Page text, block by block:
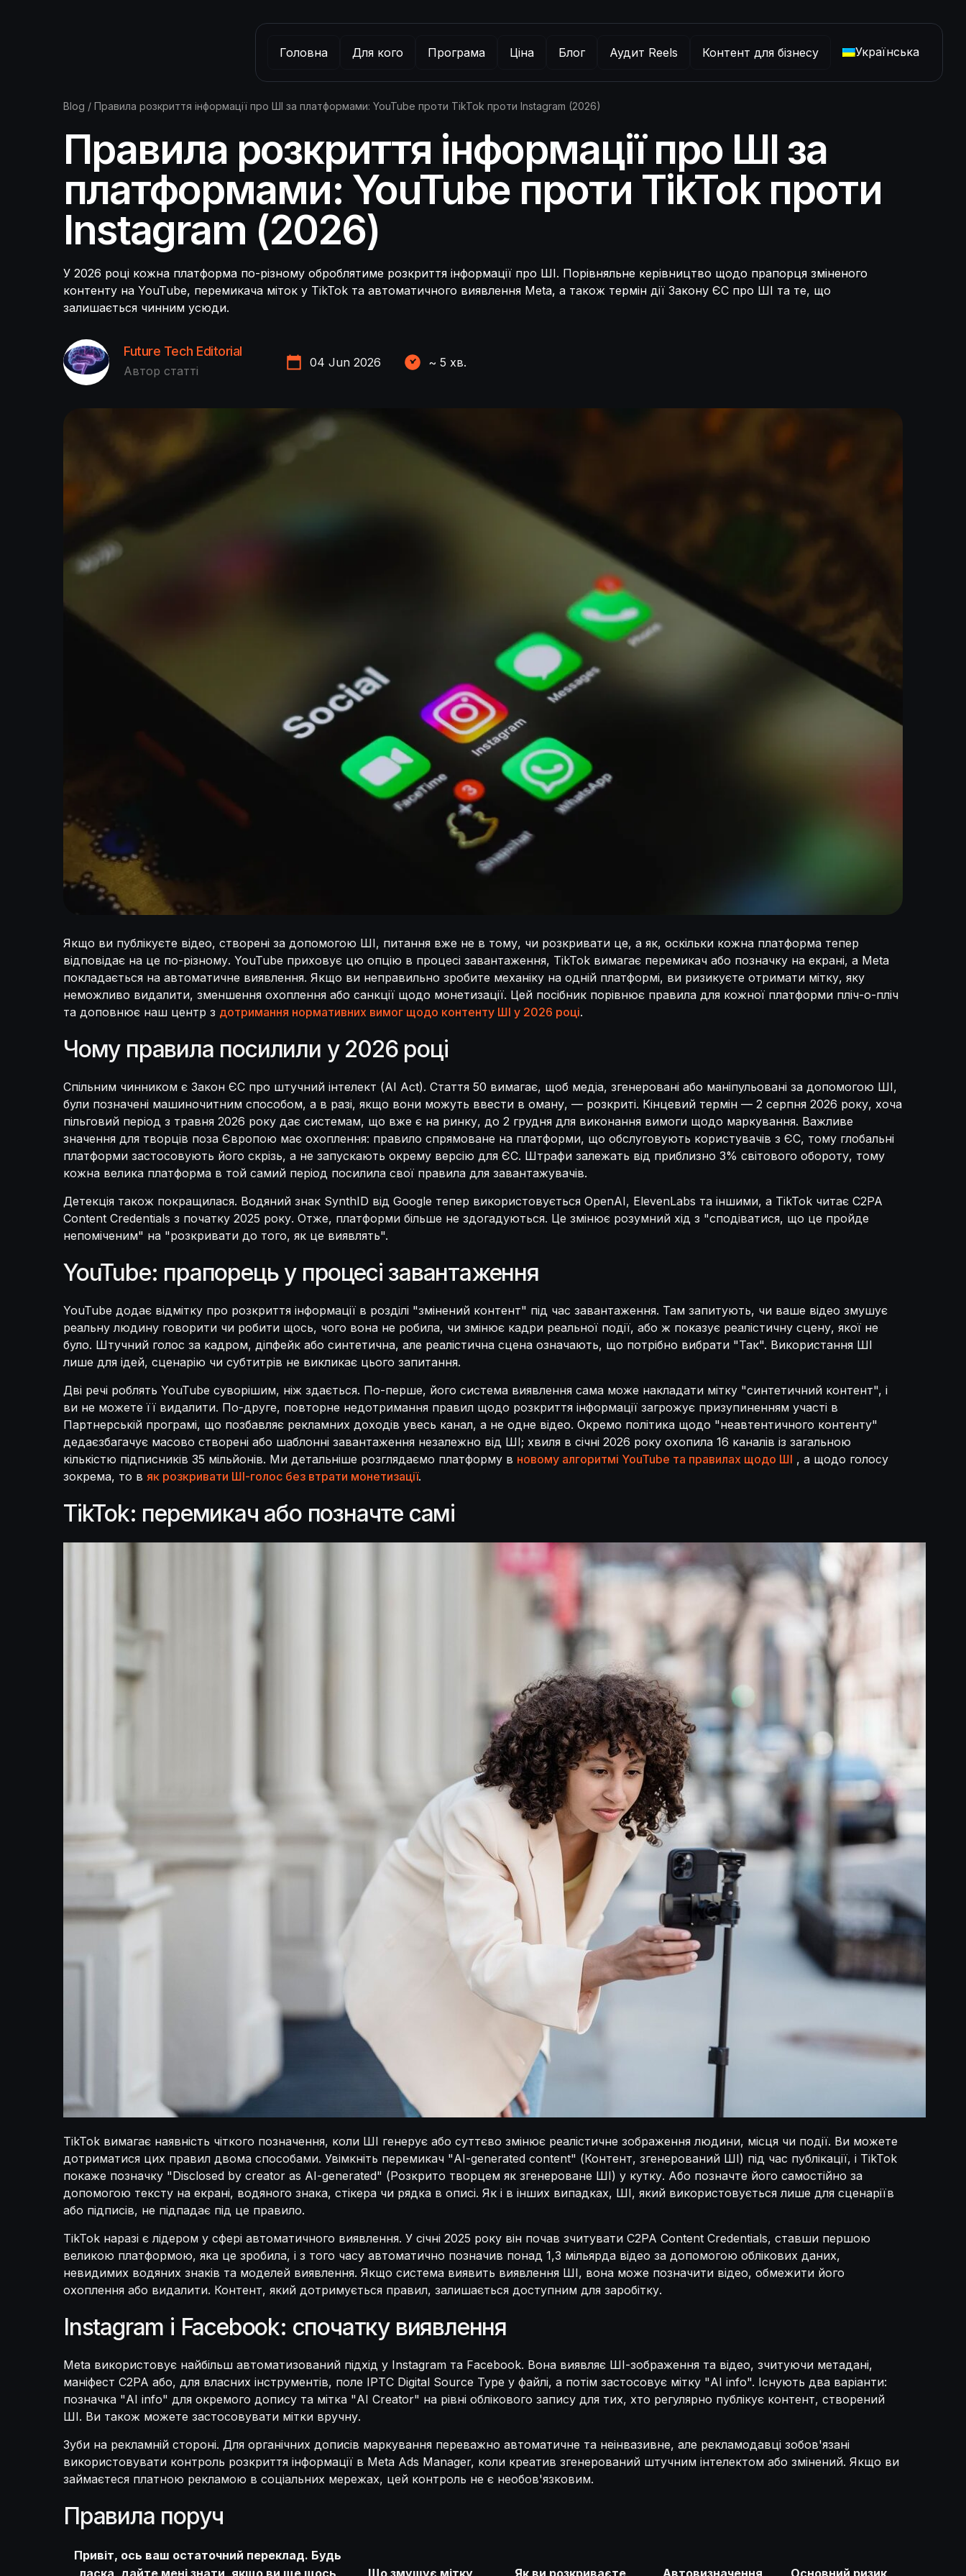
Головна Для кого Програма Ціна Блог Аудит Reels Контент для бізнесу Українська
Blog / Правила розкриття інформації про ШІ за платформами: YouTube проти TikTok проти Instagram (2026)
Правила розкриття інформації про ШІ за
платформами: YouTube проти TikTok проти
Instagram (2026)
У 2026 році кожна платформа по-різному оброблятиме розкриття інформації про ШІ. Порівняльне керівництво щодо прапорця зміненого
контенту на YouTube, перемикача міток у TikTok та автоматичного виявлення Meta, а також термін дії Закону ЄС про ШІ та те, що
залишається чинним усюди.
Future Tech Editorial
Автор статті
04 Jun 2026 ~ 5 хв.
Якщо ви публікуєте відео, створені за допомогою ШІ, питання вже не в тому, чи розкривати це, а як, оскільки кожна платформа тепер
відповідає на це по-різному. YouTube приховує цю опцію в процесі завантаження, TikTok вимагає перемикач або позначку на екрані, а Meta
покладається на автоматичне виявлення. Якщо ви неправильно зробите механіку на одній платформі, ви ризикуєте отримати мітку, яку
неможливо видалити, зменшення охоплення або санкції щодо монетизації. Цей посібник порівнює правила для кожної платформи пліч-о-пліч
та доповнює наш центр з дотримання нормативних вимог щодо контенту ШІ у 2026 році.
Чому правила посилили у 2026 році
Спільним чинником є Закон ЄС про штучний інтелект (AI Act). Стаття 50 вимагає, щоб медіа, згенеровані або маніпульовані за допомогою ШІ,
були позначені машиночитним способом, а в разі, якщо вони можуть ввести в оману, — розкриті. Кінцевий термін — 2 серпня 2026 року, хоча
пільговий період з травня 2026 року дає системам, що вже є на ринку, до 2 грудня для виконання вимоги щодо маркування. Важливе
значення для творців поза Європою має охоплення: правило спрямоване на платформи, що обслуговують користувачів з ЄС, тому глобальні
платформи застосовують його скрізь, а не запускають окрему версію для ЄС. Штрафи залежать від приблизно 3% світового обороту, тому
кожна велика платформа в той самий період посилила свої правила для завантажувачів.
Детекція також покращилася. Водяний знак SynthID від Google тепер використовується OpenAI, ElevenLabs та іншими, а TikTok читає C2PA
Content Credentials з початку 2025 року. Отже, платформи більше не здогадуються. Це змінює розумний хід з "сподіватися, що це пройде
непоміченим" на "розкривати до того, як це виявлять".
YouTube: прапорець у процесі завантаження
YouTube додає відмітку про розкриття інформації в розділі "змінений контент" під час завантаження. Там запитують, чи ваше відео змушує
реальну людину говорити чи робити щось, чого вона не робила, чи змінює кадри реальної події, або ж показує реалістичну сцену, якої не
було. Штучний голос за кадром, діпфейк або синтетична, але реалістична сцена означають, що потрібно вибрати "Так". Використання ШІ
лише для ідей, сценарію чи субтитрів не викликає цього запитання.
Дві речі роблять YouTube суворішим, ніж здається. По-перше, його система виявлення сама може накладати мітку "синтетичний контент", і
ви не можете її видалити. По-друге, повторне недотримання правил щодо розкриття інформації загрожує призупиненням участі в
Партнерській програмі, що позбавляє рекламних доходів увесь канал, а не одне відео. Окремо політика щодо "неавтентичного контенту"
дедаєзбагачує масово створені або шаблонні завантаження незалежно від ШІ; хвиля в січні 2026 року охопила 16 каналів із загальною
кількістю підписників 35 мільйонів. Ми детальніше розглядаємо платформу в новому алгоритмі YouTube та правилах щодо ШІ , а щодо голосу
зокрема, то в як розкривати ШІ-голос без втрати монетизації.
TikTok: перемикач або позначте самі
TikTok вимагає наявність чіткого позначення, коли ШІ генерує або суттєво змінює реалістичне зображення людини, місця чи події. Ви можете
дотриматися цих правил двома способами. Увімкніть перемикач "AI-generated content" (Контент, згенерований ШІ) під час публікації, і TikTok
покаже позначку "Disclosed by creator as AI-generated" (Розкрито творцем як згенероване ШІ) у кутку. Або позначте його самостійно за
допомогою тексту на екрані, водяного знака, стікера чи рядка в описі. Як і в інших випадках, ШІ, який використовується лише для сценаріїв
або підписів, не підпадає під це правило.
TikTok наразі є лідером у сфері автоматичного виявлення. У січні 2025 року він почав зчитувати C2PA Content Credentials, ставши першою
великою платформою, яка це зробила, і з того часу автоматично позначив понад 1,3 мільярда відео за допомогою облікових даних,
невидимих водяних знаків та моделей виявлення. Якщо система виявить виявлення ШІ, вона може позначити відео, обмежити його
охоплення або видалити. Контент, який дотримується правил, залишається доступним для заробітку.
Instagram і Facebook: спочатку виявлення
Meta використовує найбільш автоматизований підхід у Instagram та Facebook. Вона виявляє ШІ-зображення та відео, зчитуючи метадані,
маніфест C2PA або, для власних інструментів, поле IPTC Digital Source Type у файлі, а потім застосовує мітку "AI info". Існують два варіанти:
позначка "AI info" для окремого допису та мітка "AI Creator" на рівні облікового запису для тих, хто регулярно публікує контент, створений
ШІ. Ви також можете застосовувати мітки вручну.
Зуби на рекламній стороні. Для органічних дописів маркування переважно автоматичне та неінвазивне, але рекламодавці зобов'язані
використовувати контроль розкриття інформації в Meta Ads Manager, коли креатив згенерований штучним інтелектом або змінений. Якщо ви
займаєтеся платною рекламою в соціальних мережах, цей контроль не є необов'язковим.
Правила поруч
Привіт, ось ваш остаточний переклад. Будь
ласка, дайте мені знати, якщо ви ще щось
Що змушує мітку Як ви розкриваєте Автовизначення Основний ризик